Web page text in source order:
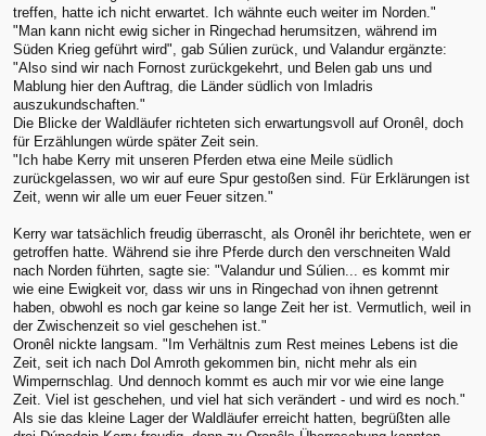
treffen, hatte ich nicht erwartet. Ich wähnte euch weiter im Norden."
"Man kann nicht ewig sicher in Ringechad herumsitzen, während im
Süden Krieg geführt wird", gab Súlien zurück, und Valandur ergänzte:
"Also sind wir nach Fornost zurückgekehrt, und Belen gab uns und
Mablung hier den Auftrag, die Länder südlich von Imladris
auszukundschaften."
Die Blicke der Waldläufer richteten sich erwartungsvoll auf Oronêl, doch
für Erzählungen würde später Zeit sein.
"Ich habe Kerry mit unseren Pferden etwa eine Meile südlich
zurückgelassen, wo wir auf eure Spur gestoßen sind. Für Erklärungen ist
Zeit, wenn wir alle um euer Feuer sitzen."
Kerry war tatsächlich freudig überrascht, als Oronêl ihr berichtete, wen er
getroffen hatte. Während sie ihre Pferde durch den verschneiten Wald
nach Norden führten, sagte sie: "Valandur und Súlien... es kommt mir
wie eine Ewigkeit vor, dass wir uns in Ringechad von ihnen getrennt
haben, obwohl es noch gar keine so lange Zeit her ist. Vermutlich, weil in
der Zwischenzeit so viel geschehen ist."
Oronêl nickte langsam. "Im Verhältnis zum Rest meines Lebens ist die
Zeit, seit ich nach Dol Amroth gekommen bin, nicht mehr als ein
Wimpernschlag. Und dennoch kommt es auch mir vor wie eine lange
Zeit. Viel ist geschehen, und viel hat sich verändert - und wird es noch."
Als sie das kleine Lager der Waldläufer erreicht hatten, begrüßten alle